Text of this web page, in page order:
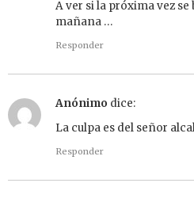
A ver si la próxima vez
mañana …
Responder
Anónimo dice:
La culpa es del señor
Responder